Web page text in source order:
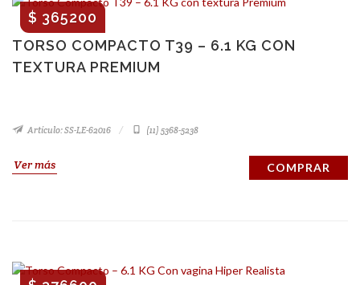
TORSO COMPACTO T39 – 6.1 KG CON
TEXTURA PREMIUM
$ 365200
Artículo: SS-LE-62016 (11) 5368-5238
Ver más COMPRAR